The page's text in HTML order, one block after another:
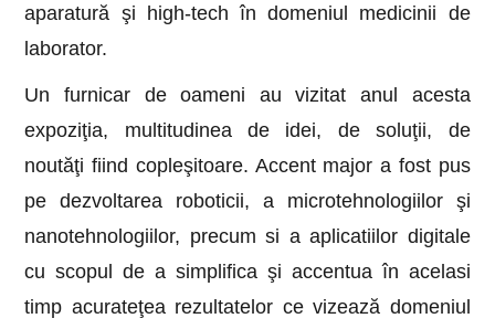
aparatură şi high-tech în domeniul medicinii de
laborator.
Un furnicar de oameni au vizitat anul acesta
expoziţia, multitudinea de idei, de soluţii, de
noutăţi fiind copleşitoare. Accent major a fost pus
pe dezvoltarea roboticii, a microtehnologiilor şi
nanotehnologiilor, precum si a aplicatiilor digitale
cu scopul de a simplifica şi accentua în acelasi
timp acurateţea rezultatelor ce vizează domeniul